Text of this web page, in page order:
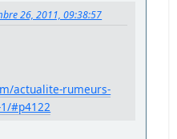
26, 2011, 09:38:57
actualite-rumeurs-
#p4122